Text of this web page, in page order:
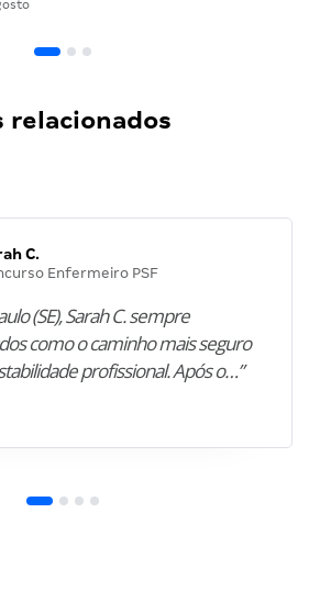
relacionados
C.
Enfermeiro PSF
(SE), Sarah C. sempre
como o caminho mais seguro
profissional. Após o…”